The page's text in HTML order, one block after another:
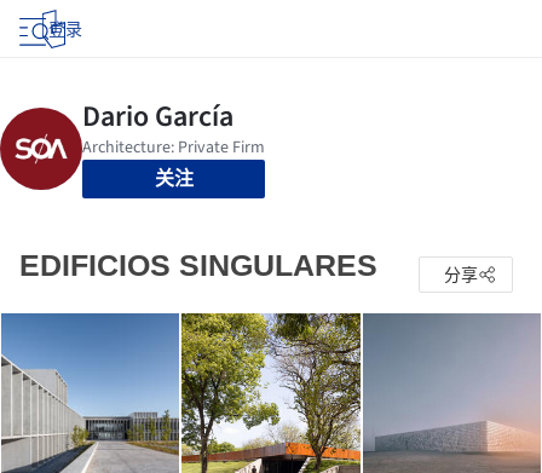
登录
关注
EDIFICIOS SINGULARES 分享